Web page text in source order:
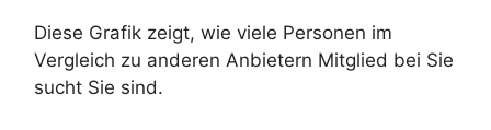
Diese Grafik zeigt, wie viele Personen im
Vergleich zu anderen Anbietern Mitglied bei Sie
sucht Sie sind.